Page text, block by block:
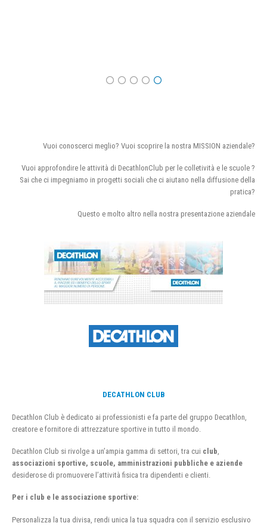
Vuoi conoscerci meglio? Vuoi scoprire la nostra MISSION aziendale?
Vuoi approfondire le attività di DecathlonClub per le colletività e le scuole ?
Sai che ci impegniamo in progetti sociali che ci aiutano nella diffusione della
pratica?
Questo e molto altro nella nostra presentazione aziendale
DECATHLON CLUB
Decathlon Club è dedicato ai professionisti e fa parte del gruppo Decathlon,
creatore e fornitore di attrezzature sportive in tutto il mondo.
Decathlon Club si rivolge a un’ampia gamma di settori, tra cui club
associazioni sportive, scuole, amministrazioni pubbliche e aziende
desiderose di promuovere l’attività fisica tra dipendenti e clienti.
Per i club e le associazione sportive:
Personalizza la tua divisa, rendi unica la tua squadra con il servizio esclusivo